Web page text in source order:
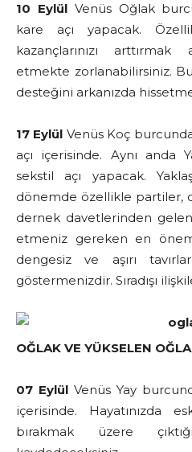
10 Eylül Venüs Oğlak
kare açı yapacak.
kazançlarınızı arttırmak
etmekte zorlanabilirsiniz.
desteğini arkanızda
17 Eylül Venüs Koç
açı içerisinde. Aynı anda
sekstil açı yapacak.
dönemde özellikle partiler,
dernek davetlerinden
etmeniz gereken en
dengesiz ve aşırı
göstermenizdir. Sıradışı
OĞLAK VE YÜKSELEN
07 Eylül Venüs Yay
içerisinde. Hayatınızda
bırakmak üzere